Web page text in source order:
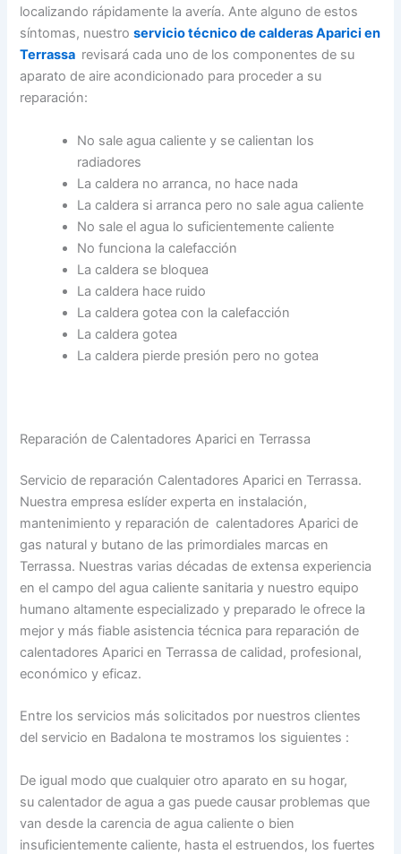
localizando rápidamente la avería. Ante alguno de estos
síntomas, nuestroservicio técnico de calderas Aparici en
Terrassa revisará cada uno de los componentes de su
aparato de aire acondicionado para proceder a su
reparación:
No sale agua caliente y se calientan los
radiadores
La caldera no arranca, no hace nada
La caldera si arranca pero no sale agua caliente
No sale el agua lo suficientemente caliente
No funciona la calefacción
La caldera se bloquea
La caldera hace ruido
La caldera gotea con la calefacción
La caldera gotea
La caldera pierde presión pero no gotea
Reparación de Calentadores Aparici en Terrassa
Servicio de reparación Calentadores Aparici en Terrassa.
Nuestra empresa eslíder experta en instalación,
mantenimiento y reparación de calentadores Aparici de
gas natural y butano de las primordiales marcas en
Terrassa. Nuestras varias décadas de extensa experiencia
en el campo del agua caliente sanitaria y nuestro equipo
humano altamente especializado y preparado le ofrece la
mejor y más fiable asistencia técnica para reparación de
calentadores Aparici en Terrassa de calidad, profesional,
económico y eficaz.
Entre los servicios más solicitados por nuestros clientes
del servicio en Badalona te mostramos los siguientes :
De igual modo que cualquier otro aparato en su hogar,
su calentador de agua a gas puede causar problemas que
van desde la carencia de agua caliente o bien
insuficientemente caliente, hasta el estruendos, los fuertes